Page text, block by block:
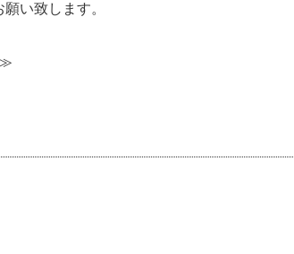
い致します。
≫